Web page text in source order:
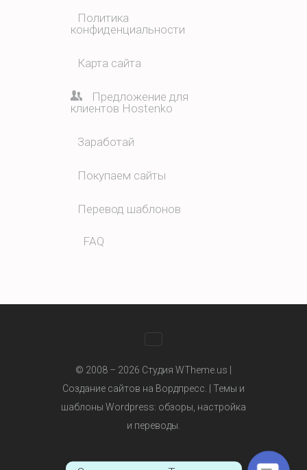
Политика
конфиденциальности
Карта сайта
Предложение для
клиентов Hostenko
Заработай
Покупаем сайты
Перевод шаблонов
FAQ
© 2008 – 2026 Студия WTheme.us |
Создание сайтов на Вордпресс. | Темы и
шаблоны Wordpress: обзоры, настройка
и переводы.